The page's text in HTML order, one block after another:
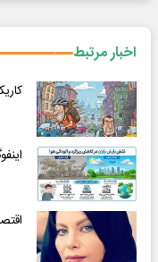
اخبار مرتبط